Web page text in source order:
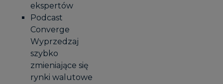
ekspertów
Podcast
Converge
Wyprzedzaj
szybko
zmieniające się
rynki walutowe